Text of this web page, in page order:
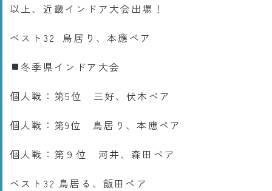
以上、近畿インドア大会出場！
ベスト32 鳥居り、本應ペア
冬季県インドア大会
個人戦：第5位 三好、伏木ペア
個人戦：第9位 鳥居り、本應ペア
個人戦：第９位 河井、森田ペア
ベスト32 鳥居る、飯田ペア